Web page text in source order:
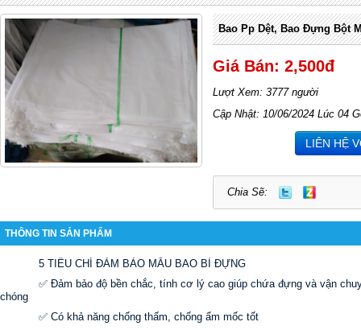
Bao Pp Dệt, Bao Đựng Bột
Giá Bán: 2,500đ
Lượt Xem: 3777 người
Cập Nhật: 10/06/2024 Lúc 04
LIÊN HỆ
Chia Sẽ:
THÔNG TIN SẢN PHẨM
5 TIÊU CHÍ ĐẢM BẢO MẪU BAO BÌ ĐỰNG
✅ Đảm bảo độ bền chắc, tính cơ lý cao giúp chứa đựng và vận
chóng
✅ Có khả năng chống thấm, chống ẩm mốc tốt